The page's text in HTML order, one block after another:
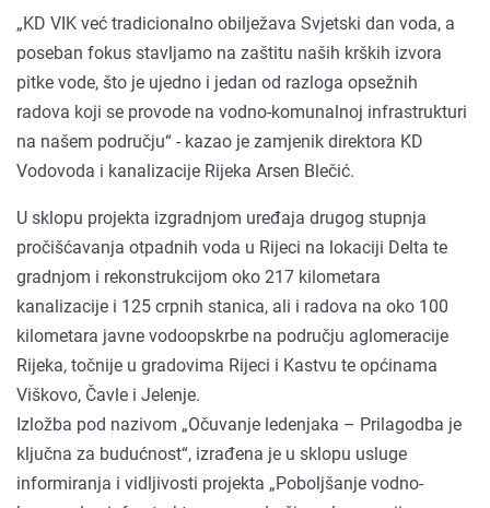
„KD VIK već tradicionalno obilježava Svjetski dan voda, a
poseban fokus stavljamo na zaštitu naših krških izvora
pitke vode, što je ujedno i jedan od razloga opsežnih
radova koji se provode na vodno-komunalnoj infrastrukturi
na našem području“ - kazao je zamjenik direktora KD
Vodovoda i kanalizacije Rijeka Arsen Blečić.
U sklopu projekta izgradnjom uređaja drugog stupnja
pročišćavanja otpadnih voda u Rijeci na lokaciji Delta te
gradnjom i rekonstrukcijom oko 217 kilometara
kanalizacije i 125 crpnih stanica, ali i radova na oko 100
kilometara javne vodoopskrbe na području aglomeracije
Rijeka, točnije u gradovima Rijeci i Kastvu te općinama
Viškovo, Čavle i Jelenje.
Izložba pod nazivom „Očuvanje ledenjaka – Prilagodba je
ključna za budućnost“, izrađena je u sklopu usluge
informiranja i vidljivosti projekta „Poboljšanje vodno-